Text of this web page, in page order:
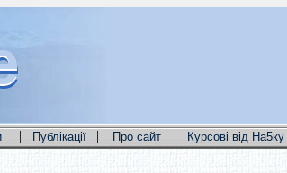
| Публікації | Про сайт | Курсові від На5ку